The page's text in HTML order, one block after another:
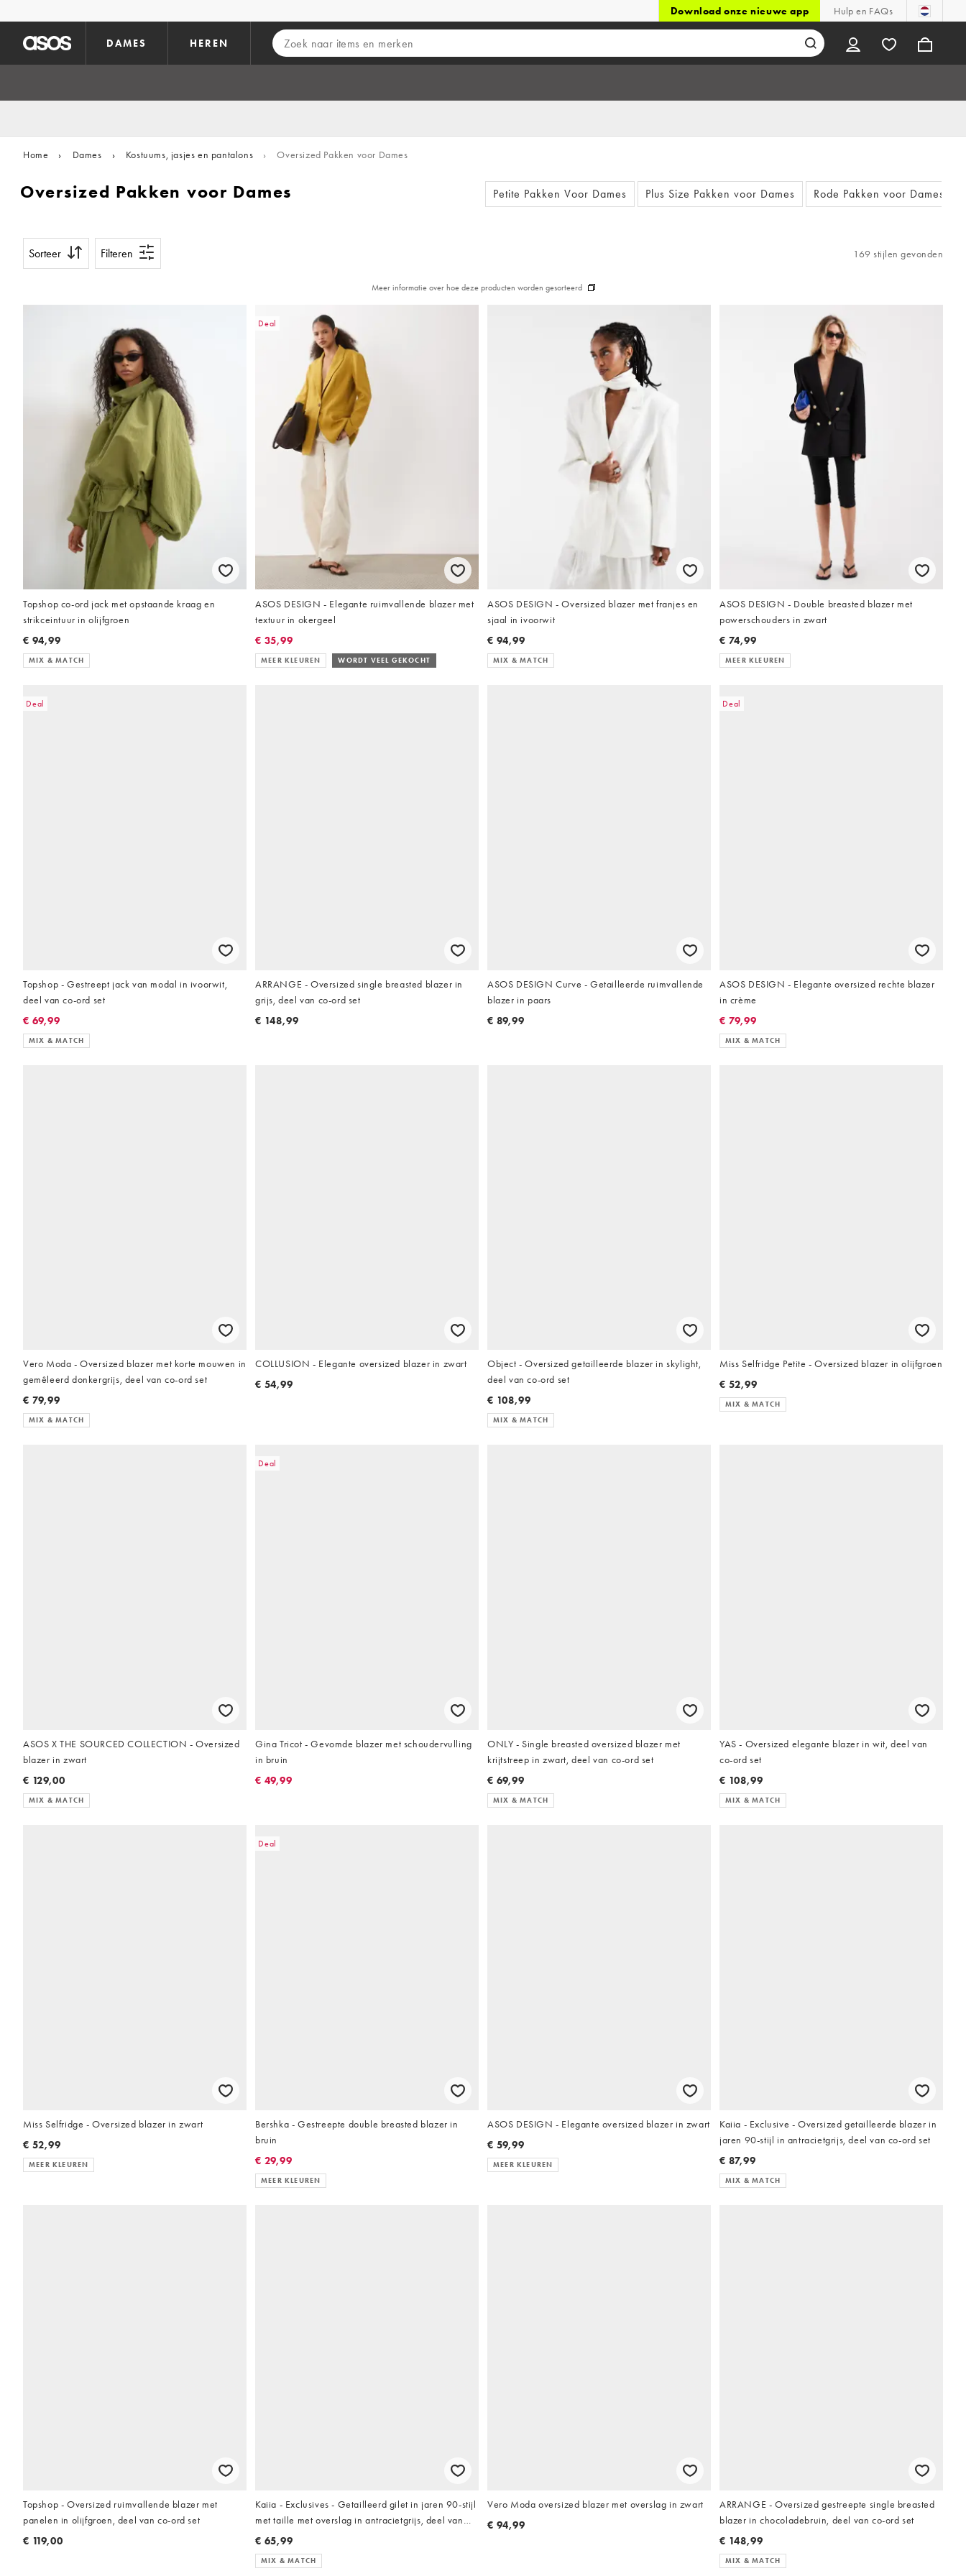
Download onze nieuwe app Hulp en FAQs
DAMES HEREN
Home › Dames › Kostuums, jasjes en pantalons › Oversized Pakken voor Dames
Oversized Pakken voor Dames Petite Pakken Voor Dames Plus Size Pakken voor Dames Rode Pakken voor Dames
Sorteer Filteren 169 stijlen gevonden
Meer informatie over hoe deze producten worden gesorteerd
Topshop co-ord jack met opstaande kraag en
strikceintuur in olijfgroen
€ 94,99
MIX & MATCH
Deal
ASOS DESIGN - Elegante ruimvallende blazer met
textuur in okergeel
€ 35,99
MEER KLEUREN WORDT VEEL GEKOCHT
ASOS DESIGN - Oversized blazer met franjes en
sjaal in ivoorwit
€ 94,99
MIX & MATCH
ASOS DESIGN - Double breasted blazer met
powerschouders in zwart
€ 74,99
MEER KLEUREN
Deal
Topshop - Gestreept jack van modal in ivoorwit,
deel van co-ord set
€ 69,99
MIX & MATCH
ARRANGE - Oversized single breasted blazer in
grijs, deel van co-ord set
€ 148,99
ASOS DESIGN Curve - Getailleerde ruimvallende
blazer in paars
€ 89,99
Deal
ASOS DESIGN - Elegante oversized rechte blazer
in crème
€ 79,99
MIX & MATCH
Vero Moda - Oversized blazer met korte mouwen in
gemêleerd donkergrijs, deel van co-ord set
€ 79,99
MIX & MATCH
COLLUSION - Elegante oversized blazer in zwart
€ 54,99
Object - Oversized getailleerde blazer in skylight,
deel van co-ord set
€ 108,99
MIX & MATCH
Miss Selfridge Petite - Oversized blazer in olijfgroen
€ 52,99
MIX & MATCH
ASOS X THE SOURCED COLLECTION - Oversized
blazer in zwart
€ 129,00
MIX & MATCH
Deal
Gina Tricot - Gevomde blazer met schoudervulling
in bruin
€ 49,99
ONLY - Single breasted oversized blazer met
krijtstreep in zwart, deel van co-ord set
€ 69,99
MIX & MATCH
YAS - Oversized elegante blazer in wit, deel van
co-ord set
€ 108,99
MIX & MATCH
Miss Selfridge - Oversized blazer in zwart
€ 52,99
MEER KLEUREN
Deal
Bershka - Gestreepte double breasted blazer in
bruin
€ 29,99
MEER KLEUREN
ASOS DESIGN - Elegante oversized blazer in zwart
€ 59,99
MEER KLEUREN
Kaiia - Exclusive - Oversized getailleerde blazer in
jaren 90-stijl in antracietgrijs, deel van co-ord set
€ 87,99
MIX & MATCH
Topshop - Oversized ruimvallende blazer met
panelen in olijfgroen, deel van co-ord set
€ 119,00
Kaiia - Exclusives - Getailleerd gilet in jaren 90-stijl
met taille met overslag in antracietgrijs, deel van
co-ord set
€ 65,99
MIX & MATCH
Vero Moda oversized blazer met overslag in zwart
€ 94,99
ARRANGE - Oversized gestreepte single breasted
blazer in chocoladebruin, deel van co-ord set
€ 148,99
MIX & MATCH